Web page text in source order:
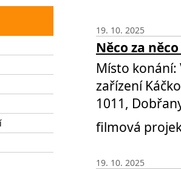
Něco za
19. 10. 2025
Místo konání:
zařízení
1011,
filmová
19. 10. 2025